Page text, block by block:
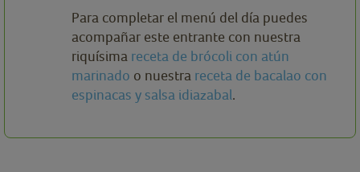
Para completar el menú del día puedes
acompañar este entrante con nuestra
riquísima receta de brócoli con atún
marinado o nuestra receta de bacalao con
espinacas y salsa idiazabal.